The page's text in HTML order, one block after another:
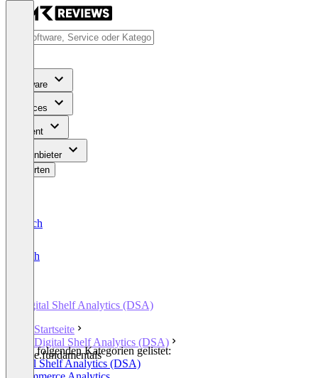
Software
Services
Content
Für Anbieter
Bewerten
Deutsch
English
Digital Shelf Analytics (DSA)
Startseite
Digital Shelf Analytics (DSA)
e.fundamentals
In den folgenden Kategorien gelistet:
Digital Shelf Analytics (DSA)